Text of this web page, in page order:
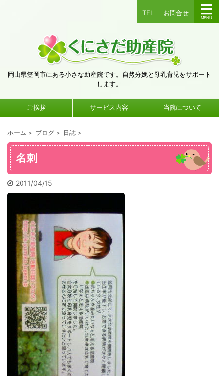
TEL お問合せ
岡山県笠岡市にある小さな助産院です。自然分娩と母乳育児をサポート
します。
ご挨拶 サービス内容 当院について
ホーム > ブログ > 日誌 >
名刺
2011/04/15